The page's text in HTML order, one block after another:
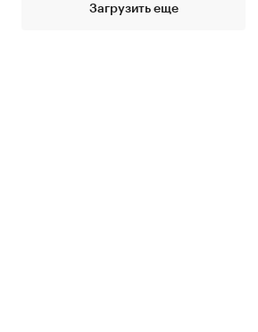
Загрузить еще